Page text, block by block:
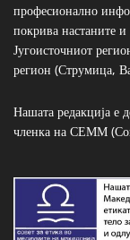
професионално
покрива настаните
Југоисточниот
регион (Струмица,
Нашата редакција е
членка на СЕММ